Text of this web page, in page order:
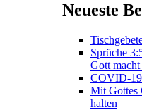
Neueste
Sprüche
Gott macht
COVID-
Mit Gottes
halten